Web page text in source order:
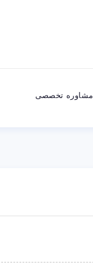
مشاوره تخصصی